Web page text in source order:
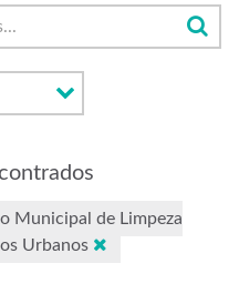
Municipal de Limpeza
Urbanos